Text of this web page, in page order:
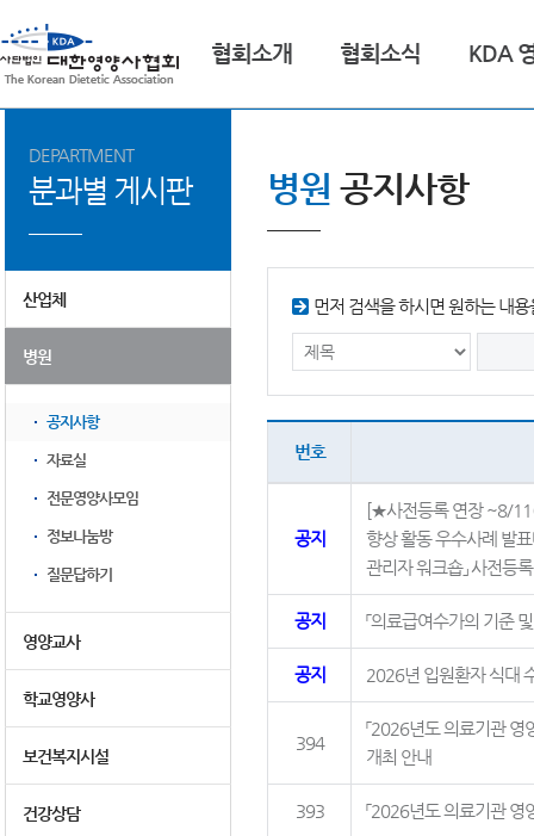
협회소개 협회소식 KDA
DEPARTMENT
분과별 게시판
산업체
병원
공지사항
자료실
전문영양사모임
정보나눔방
질문답하기
영양교사
학교영양사
보건복지시설
건강상담
병원 공지사항
먼저 검색을 하시면 원하는 내
번호
공지
[★사전등록 연장 ~8/
향상 활동 우수사례 발표
관리자 워크숍」 사전등
공지 「의료급여수가의 기준
공지 2026년 입원환자 식대
394
「2026년도 의료기관 영
개최 안내
393 「2026년도 의료기관 영